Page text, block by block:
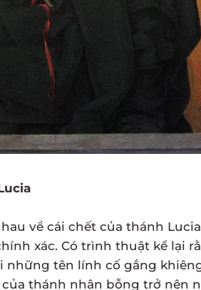
về cái chết của thánh
xác. Có trình thuật kể lại
những tên lính cố gắng
thánh nhân bỗng trở nên